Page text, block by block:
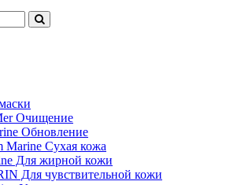
Очищение
Обновление
Marine Сухая кожа
Для жирной кожи
Для чувствительной кожи